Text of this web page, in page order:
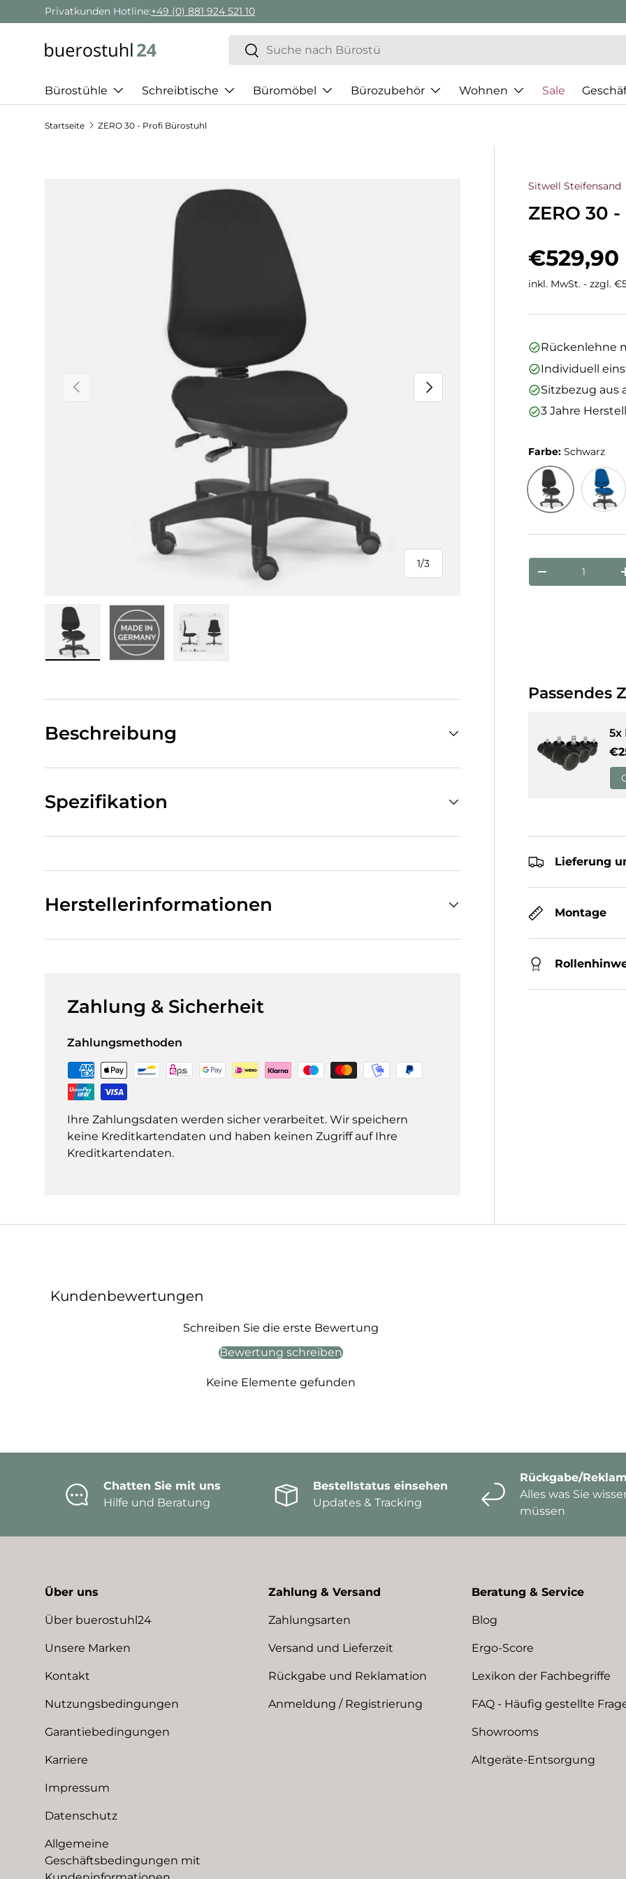
Direkt zum Inhalt
521 10
Suchen
Suchen
Bürostühle Schreibtische Büromöbel Bürozubehör Wohnen Sale
Startseite ZERO 30 - Profi Bürostuhl
Zu Produktinformationen springen
Vorherige
1/
von
3
Nächste
Sitwell Steifensand
ZERO 30
€529,90
inkl. MwSt. - zzgl.
Rückenlehne
Individuell
Sitzbezug aus
3 Jahre
Farbe:Schwarz
Schwarz
Anzahl
Menge
Passendes
5x
Lieferung
Montage
Beschreibung
Spezifikation
Herstellerinformationen
Zahlung & Sicherheit
Zahlungsmethoden
Ihre Zahlungsdaten werden sicher verarbeitet. Wir speichern
keine Kreditkartendaten und haben keinen Zugriff auf Ihre
Kreditkartendaten.
Kundenbewertungen
Schreiben Sie die erste Bewertung
Bewertung schreiben
Keine Elemente gefunden
Chatten Sie mit uns
Hilfe und Beratung
Bestellstatus einsehen
Updates & Tracking
Rückgabe/
Alles was Sie
müssen
Über uns
Über buerostuhl24
Unsere Marken
Kontakt
Nutzungsbedingungen
Garantiebedingungen
Karriere
Impressum
Datenschutz
Allgemeine
Geschäftsbedingungen mit
Zahlung & Versand
Zahlungsarten
Versand und Lieferzeit
Rückgabe und Reklamation
Anmeldung / Registrierung
Beratung & Service
Blog
Ergo-Score
Lexikon der Fachbegriffe
FAQ - Häufig gestellte
Showrooms
Altgeräte-Entsorgung